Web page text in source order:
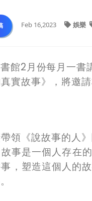
Feb 16,2023 娛樂
館2月份每月一書
實故事》，將邀請
領《說故事的人
事是一個人存在
，塑造這個人的